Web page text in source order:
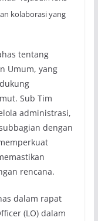
kolaborasi yang
tentang
Umum, yang
Sub Tim
administrasi,
dengan
rencana.
dalam rapat
(LO) dalam